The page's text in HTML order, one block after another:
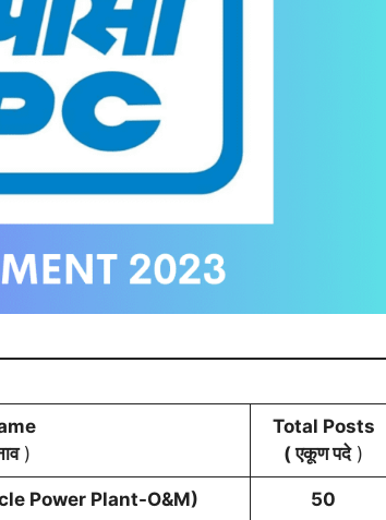
)
Total Posts
( एकूण पदे)
Power Plant-O&M) 50